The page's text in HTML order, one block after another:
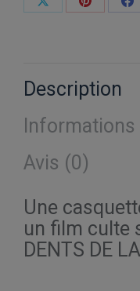
PartagerPartager
Description
Avis (0)
Une
un film culte
DENTS DE